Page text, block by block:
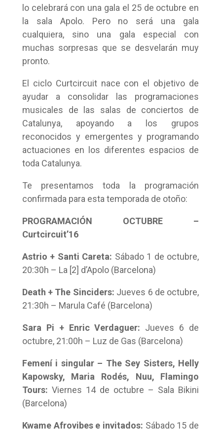
lo celebrará con una gala el 25 de octubre en
la sala Apolo. Pero no será una gala
cualquiera, sino una gala especial con
muchas sorpresas que se desvelarán muy
pronto.
El ciclo Curtcircuit nace con el objetivo de
ayudar a consolidar las programaciones
musicales de las salas de conciertos de
Catalunya, apoyando a los grupos
reconocidos y emergentes y programando
actuaciones en los diferentes espacios de
toda Catalunya.
Te presentamos toda la programación
confirmada para esta temporada de otoño:
PROGRAMACIÓN OCTUBRE –
Curtcircuit’16
Astrio + Santi Careta: Sábado 1 de octubre,
20:30h – La [2] d’Apolo (Barcelona)
Death + The Sinciders: Jueves 6 de octubre,
21:30h – Marula Café (Barcelona)
Sara Pi + Enric Verdaguer: Jueves 6 de
octubre, 21:00h – Luz de Gas (Barcelona)
Femení i singular – The Sey Sisters, Helly
Kapowsky, Maria Rodés, Nuu, Flamingo
Tours: Viernes 14 de octubre – Sala Bikini
(Barcelona)
Kwame Afrovibes e invitados: Sábado 15 de